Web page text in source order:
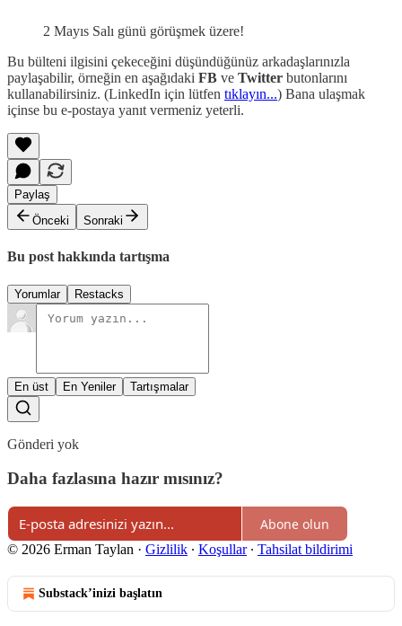
2 Mayıs Salı günü görüşmek üzere!
Bu bülteni ilgisini çekeceğini düşündüğünüz arkadaşlarınızla
paylaşabilir, örneğin en aşağıdaki FB ve Twitter butonlarını
kullanabilirsiniz. (LinkedIn için lütfen tıklayın...) Bana ulaşmak
içinse bu e-postaya yanıt vermeniz yeterli.
Paylaş
Önceki
Sonraki
Bu post hakkında tartışma
Yorumlar Restacks
En üst En Yeniler Tartışmalar
Gönderi yok
Daha fazlasına hazır mısınız?
Abone olun
© 2026 Erman Taylan · Gizlilik ∙ Koşullar∙ Tahsilat bildirimi
Substack’inizi başlatın